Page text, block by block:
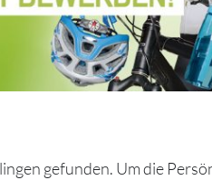
gefunden. Um die